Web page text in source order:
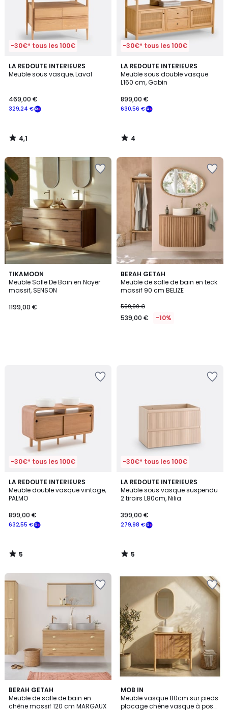
-30€* tous les 100€
LA REDOUTE INTERIEURS
Meuble sous vasque, Laval
329,24 €
469,00 €
4,1
/ 5
4,1
/
-30€* tous les 100€
LA REDOUTE INTERIEURS
Meuble sous double vasque
L160 cm, Gabin
630,56 €
899,00 €
4
/
5
4
/
TIKAMOON
Meuble Salle De Bain en Noyer
massif, SENSON
1199,00 €
BERAH GETAH
Meuble de salle de bain en teck
massif 90 cm BELIZE
599,00 €
539,00 € -10%
-30€* tous les 100€
LA REDOUTE INTERIEURS
Meuble double vasque vintage,
PALMO
632,55 €
899,00 €
5
/
5
5
/
-30€* tous les 100€
LA REDOUTE INTERIEURS
Meuble sous vasque suspendu
2 tiroirs L80cm, Nilia
279,98 €
399,00 €
5
/
5
5
/
BERAH GETAH
Meuble de salle de bain en
chêne massif 120 cm MARGAUX
MOB IN
Meuble vasque 80cm sur pieds
placage chêne vasque à poser
2
Couleurs